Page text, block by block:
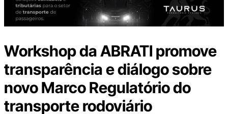
Workshop da ABRATI promove
transparência e diálogo sobre
novo Marco Regulatório do
transporte rodoviário